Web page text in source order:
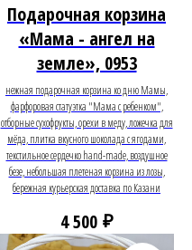
Подарочная корзина
«Мама - ангел на
земле», 0953
нежная подарочная корзина ко дню Мамы,
фарфоровая статуэтка "Мама с ребенком",
отборные сухофрукты, орехи в меду, ложечка для
мёда, плитка вкусного шоколада с ягодами,
текстильное сердечко hand-made, воздушное
безе, небольшая плетеная корзина из лозы,
бережная курьерская доставка по Казани
4 500 ₽